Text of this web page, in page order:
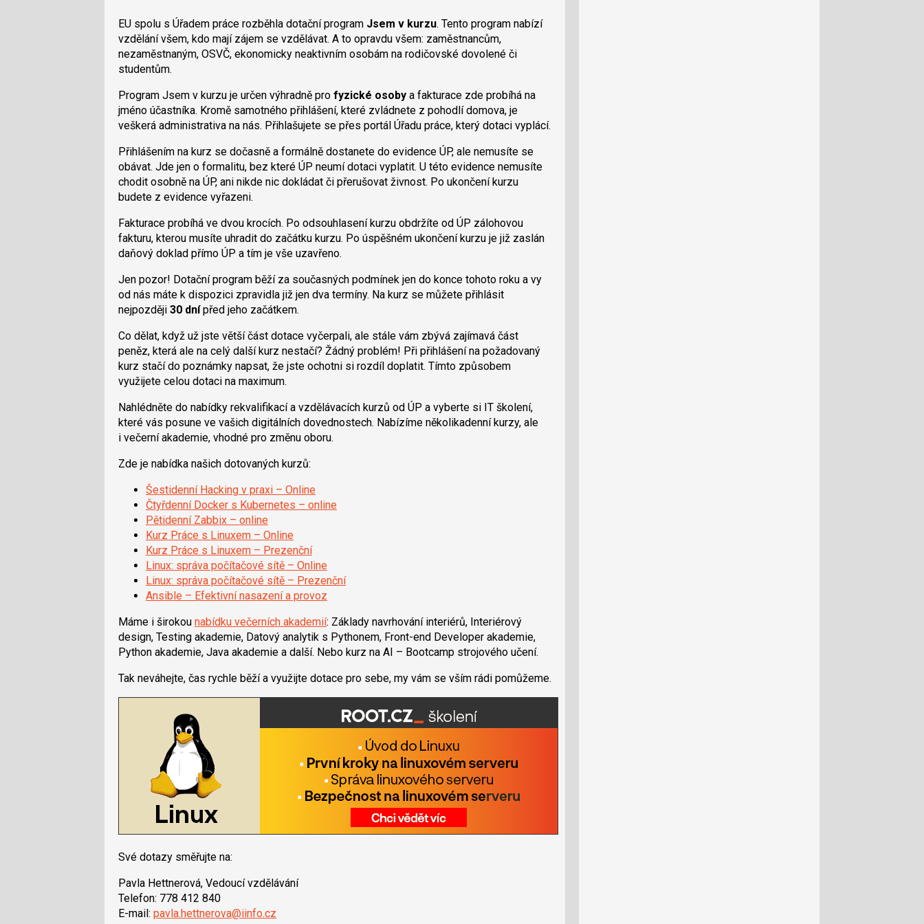
EU spolu s Úřadem práce rozběhla dotační program Jsem v kurzu. Tento program nabízí
vzdělání všem, kdo mají zájem se vzdělávat. A to opravdu všem: zaměstnancům,
nezaměstnaným, OSVČ, ekonomicky neaktivním osobám na rodičovské dovolené či
studentům.
Program Jsem v kurzu je určen výhradně pro fyzické osoby a fakturace zde probíhá na
jméno účastníka. Kromě samotného přihlášení, které zvládnete z pohodlí domova, je
veškerá administrativa na nás. Přihlašujete se přes portál Úřadu práce, který dotaci vyplácí.
Přihlášením na kurz se dočasně a formálně dostanete do evidence ÚP, ale nemusíte se
obávat. Jde jen o formalitu, bez které ÚP neumí dotaci vyplatit. U této evidence nemusíte
chodit osobně na ÚP, ani nikde nic dokládat či přerušovat živnost. Po ukončení kurzu
budete z evidence vyřazeni.
Fakturace probíhá ve dvou krocích. Po odsouhlasení kurzu obdržíte od ÚP zálohovou
fakturu, kterou musíte uhradit do začátku kurzu. Po úspěšném ukončení kurzu je již zaslán
daňový doklad přímo ÚP a tím je vše uzavřeno.
Jen pozor! Dotační program běží za současných podmínek jen do konce tohoto roku a vy
od nás máte k dispozici zpravidla již jen dva termíny. Na kurz se můžete přihlásit
nejpozději 30 dnípřed jeho začátkem.
Co dělat, když už jste větší část dotace vyčerpali, ale stále vám zbývá zajímavá část
peněz, která ale na celý další kurz nestačí? Žádný problém! Při přihlášení na požadovaný
kurz stačí do poznámky napsat, že jste ochotni si rozdíl doplatit. Tímto způsobem
využijete celou dotaci na maximum.
Nahlédněte do nabídky rekvalifikací a vzdělávacích kurzů od ÚP a vyberte si IT školení,
které vás posune ve vašich digitálních dovednostech. Nabízíme několikadenní kurzy, ale
i večerní akademie, vhodné pro změnu oboru.
Zde je nabídka našich dotovaných kurzů:
Šestidenní Hacking v praxi – Online
Čtyřdenní Docker s Kubernetes – online
Pětidenní Zabbix – online
Kurz Práce s Linuxem – Online
Kurz Práce s Linuxem – Prezenční
Linux: správa počítačové sítě – Online
Linux: správa počítačové sítě – Prezenční
Ansible – Efektivní nasazení a provoz
Máme i širokou nabídku večerních akademií: Základy navrhování interiérů, Interiérový
design, Testing akademie, Datový analytik s Pythonem, Front-end Developer akademie,
Python akademie, Java akademie a další. Nebo kurz na AI – Bootcamp strojového učení.
Tak neváhejte, čas rychle běží a využijte dotace pro sebe, my vám se vším rádi pomůžeme.
Své dotazy směřujte na:
Pavla Hettnerová, Vedoucí vzdělávání
Telefon: 778 412 840
E-mail: pavla.hettnerova@iinfo.cz